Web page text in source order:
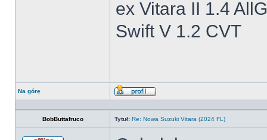
ex Vitara II 1.4
Swift V 1.2 CVT
Na górę
Wyświetl
BobButtafruco
Tytuł: Re: Nowa Suzuki Vitara (2024 FL)